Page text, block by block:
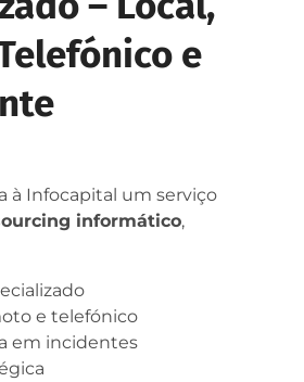
e
à Infocapital um serviço
informático,
e telefónico
em incidentes